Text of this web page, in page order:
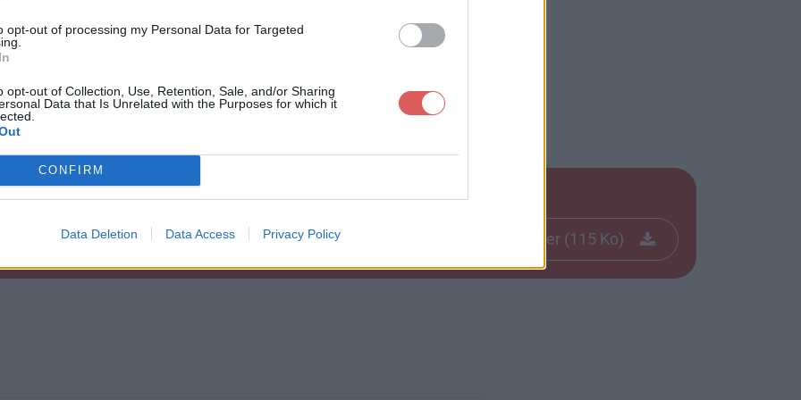
opt-out of processing my Personal Data for Targeted
opt-out of Collection, Use, Retention, Sale, and/or Sharing
Data that Is Unrelated with the Purposes for which it
CONFIRM
Data Deletion Data Access Privacy Policy
maps et paramètres.rar
Télécharger le fichier (115 Ko)